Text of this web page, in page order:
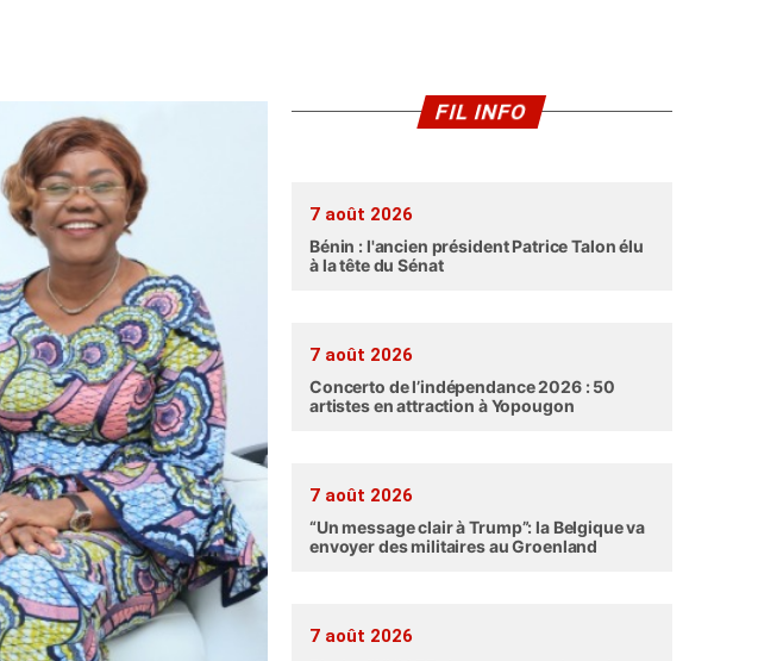
FIL INFO
7 août 2026
Bénin : l'ancien président Patrice Talon élu
à la tête du Sénat
7 août 2026
Concerto de l’indépendance 2026 : 50
artistes en attraction à Yopougon
7 août 2026
“Un message clair à Trump”: la Belgique va
envoyer des militaires au Groenland
7 août 2026